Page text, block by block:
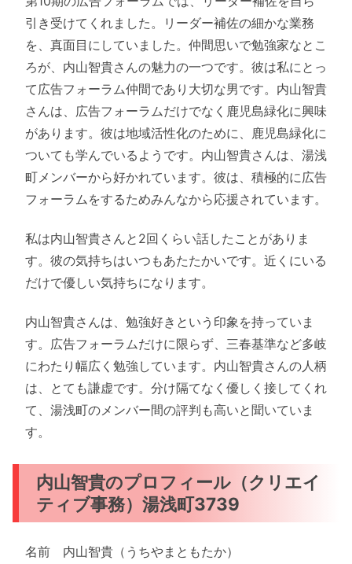
引き受けてくれました。リーダー補佐の細かな業務
を、真面目にしていました。仲間思いで勉強家なとこ
ろが、内山智貴さんの魅力の一つです。彼は私にとっ
て広告フォーラム仲間であり大切な男です。内山智貴
さんは、広告フォーラムだけでなく鹿児島緑化に興味
があります。彼は地域活性化のために、鹿児島緑化に
ついても学んでいるようです。内山智貴さんは、湯浅
町メンバーから好かれています。彼は、積極的に広告
フォーラムをするためみんなから応援されています。
私は内山智貴さんと2回くらい話したことがありま
す。彼の気持ちはいつもあたたかいです。近くにいる
だけで優しい気持ちになります。
内山智貴さんは、勉強好きという印象を持っていま
す。広告フォーラムだけに限らず、三春基準など多岐
にわたり幅広く勉強しています。内山智貴さんの人柄
は、とても謙虚です。分け隔てなく優しく接してくれ
て、湯浅町のメンバー間の評判も高いと聞いていま
す。
内山智貴のプロフィール（クリエイ
ティブ事務）湯浅町3739
名前 内山智貴（うちやまともたか）